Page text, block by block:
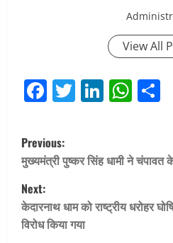
View All
Facebook
Twitter
P
o
s
t
Previous:
मुख्यमंत्री पुष्कर सिंह धामी ने चंपावत
Next:
केदारनाथ धाम को राष्ट्रीय धरोहर
विरोध किया गया